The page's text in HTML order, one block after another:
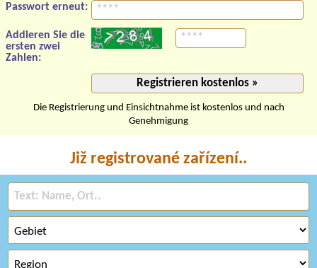
Passwort erneut:
Addieren Sie die
ersten zwei
Zahlen:
Die Registrierung und Einsichtnahme ist kostenlos und nach
Genehmigung
Již registrované zařízení..